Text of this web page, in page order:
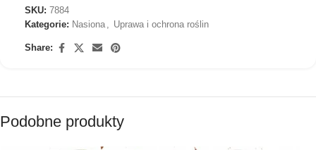
SKU: 7884
Kategorie: Nasiona Uprawa i ochrona roślin
Share:
Podobne produkty